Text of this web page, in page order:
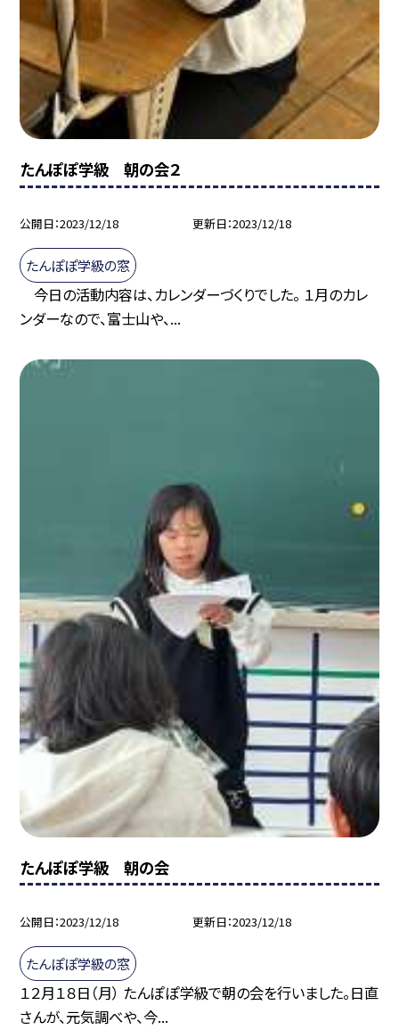
たんぽぽ学級 朝の会２
公開日 2023/12/18 更新日 2023/12/18
たんぽぽ学級の窓
今日の活動内容は、カレンダーづくりでした。 １月のカレ
ンダーなので、富士山や、...
たんぽぽ学級 朝の会
公開日 2023/12/18 更新日 2023/12/18
たんぽぽ学級の窓
１２月１８日（月） たんぽぽ学級で朝の会を行いました。日直
さんが、元気調べや、今...